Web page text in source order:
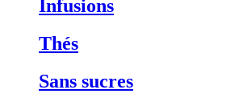
Infusions
Thés
Sans sucres